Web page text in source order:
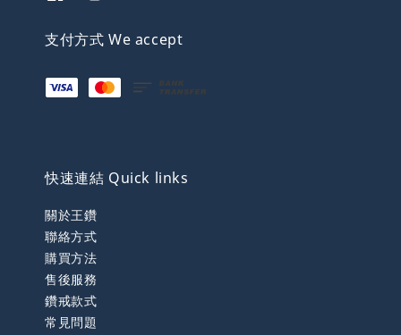
支付方式 We accept
快速連結 Quick links
關於王鑽
聯絡方式
購買方法
售後服務
鑽戒款式
常見問題